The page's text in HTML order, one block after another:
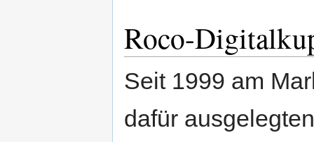
Roco-
Seit 1999 am
dafür